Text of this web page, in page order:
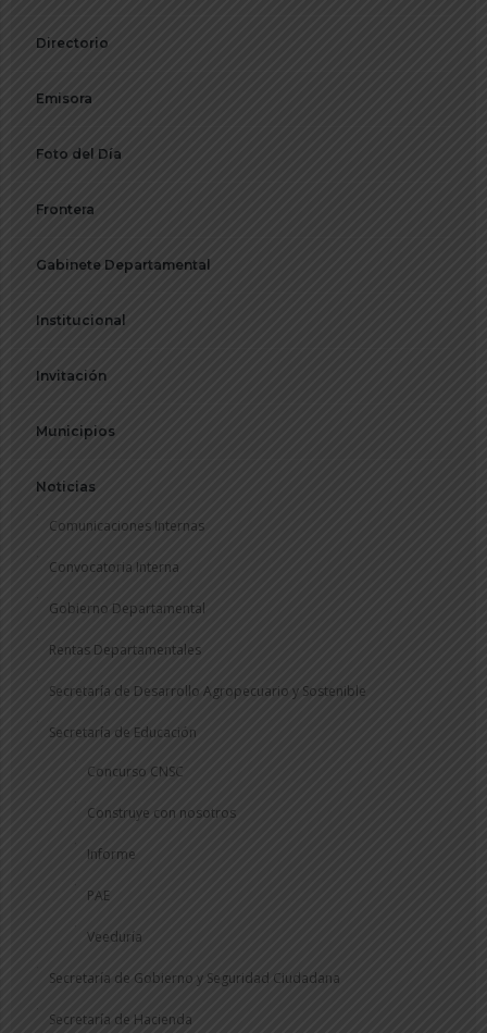
Directorio
Emisora
Foto del Día
Frontera
Gabinete Departamental
Institucional
Invitación
Municipios
Noticias
Comunicaciones Internas
Convocatoria Interna
Gobierno Departamental
Rentas Departamentales
Secretaría de Desarrollo Agropecuario y Sostenible
Secretaría de Educación
Concurso CNSC
Construye con nosotros
Informe
PAE
Veeduría
Secretaría de Gobierno y Seguridad Ciudadana
Secretaría de Hacienda